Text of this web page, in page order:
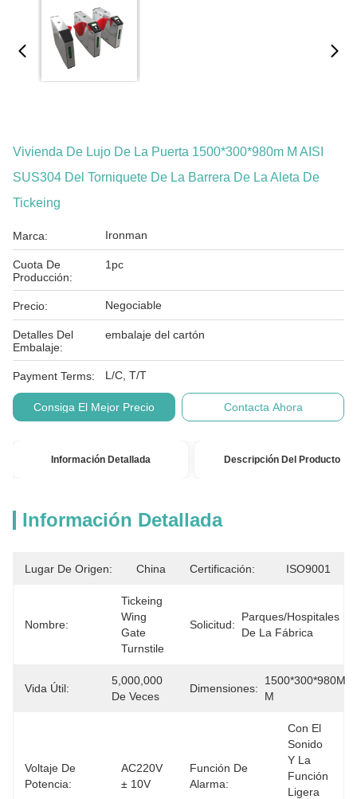
Vivienda De Lujo De La Puerta 1500*300*980m M AISI
SUS304 Del Torniquete De La Barrera De La Aleta De
Tickeing
Marca: Ironman
Cuota De
Producción:
1pc
Precio: Negociable
Detalles Del
Embalaje:
embalaje del cartón
Payment Terms: L/C, T/T
Consiga El Mejor Precio Contacta Ahora
Información Detallada Descripción Del Producto
Información Detallada
Lugar De Origen: China Certificación: ISO9001
Nombre:
Tickeing
Wing
Gate
Turnstile
Solicitud:
Parques/hospitales
De La Fábrica
Vida Útil:
5,000,000
De Veces
Dimensiones:
1500*300*980M
M
Voltaje De
Potencia:
AC220V
± 10V
Función De
Alarma:
Con El
Sonido
Y La
Función
Ligera